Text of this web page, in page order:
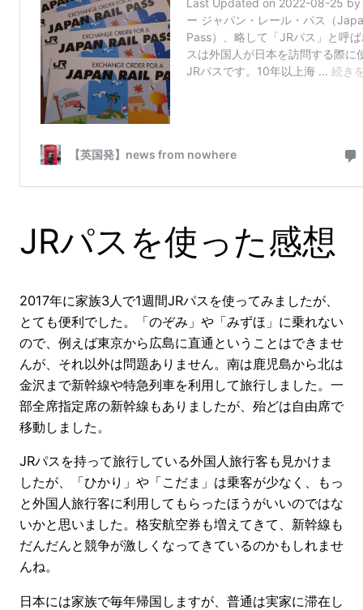
JRパスを使った感想
2017年に家族3人で1週間JRパスを使ってみましたが、
とても便利でした。「のぞみ」や「みずほ」に乗れない
ので、例えば東京から広島に直通ということはできませ
んが、それ以外は問題ありません。南は鹿児島から北は
金沢まで新幹線や特急列車を利用して旅行しました。一
部全席指定席の新幹線もありましたが、殆どは自由席で
移動しました。
JRパスを持って旅行している外国人旅行客も見かけま
したが、「ひかり」や「こだま」は乗客が少なく、もっ
と外国人旅行客に利用してもらったほうがいいのではな
いかと思いました。格安航空券も増えてきて、新幹線も
だんだんと競争が激しくなってきているのかもしれませ
んね。
日本には家族で毎年帰国しますが、普通は実家に滞在し